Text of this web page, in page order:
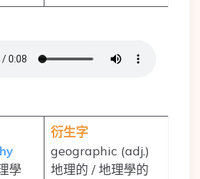
學
衍生字
geographic (adj.)
地理的 / 地理學的